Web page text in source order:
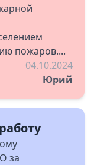
пожаров....
04.10.2024
Юрий
за